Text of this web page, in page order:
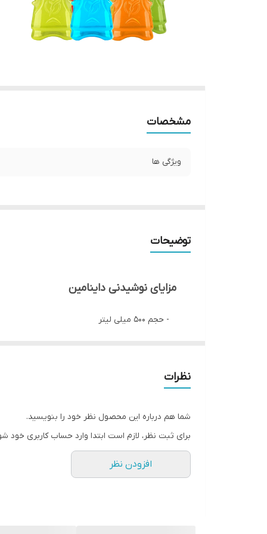
مشخصات
ویژگی ها
توضیحات
مزایای نوشیدنی داینامین
- حجم ۵۰۰ میلی لیتر
- داینامین اولین نوشیدنی ایزوتونیک ایران ایزوتونیک به
تفاوت داینامین با سایر نوشابه های انرژی زا:
- برخلاف نوشابه های انرژی زا که حاوی
دلیل ایزوتونیک و زود جذب بودن این
نظرات
شما هم درباره این محصول نظر خود را بنویسید.
برای ثبت نظر، لازم است ابتدا وارد حساب کاربری خود
افزودن نظر